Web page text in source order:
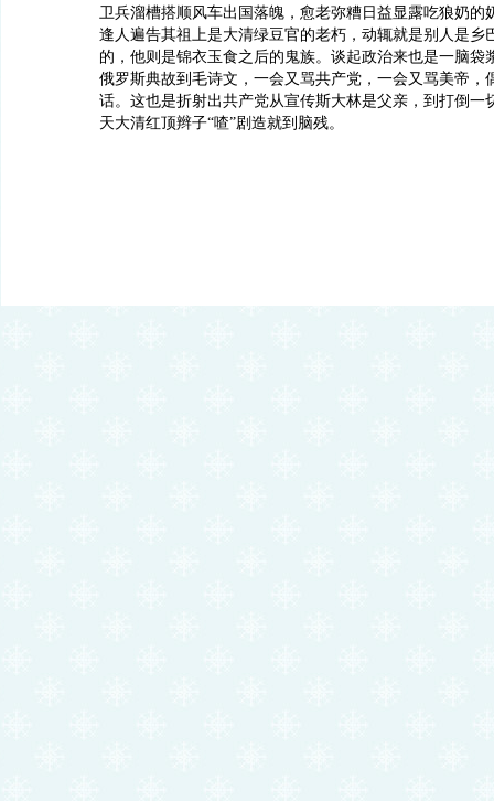
卫兵溜槽搭顺风车出国落魄，愈老弥糟日益显露吃狼奶的
逢人遍告其祖上是大清绿豆官的老朽，动辄就是别人是乡
的，他则是锦衣玉食之后的鬼族。谈起政治来也是一脑袋
俄罗斯典故到毛诗文，一会又骂共产党，一会又骂美帝，
话。这也是折射出共产党从宣传斯大林是父亲，到打倒一
天大清红顶辫子“喳”剧造就到脑残。